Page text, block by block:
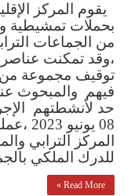
يقوم المركز
بحملات تمشيطية
من الجماعات
،وقد تمكنت
توقيف مجموعة
فيهم والمبحوث
حد لأنشطتهم
08
المركز الترابي
للدرك الملكي
Read More »